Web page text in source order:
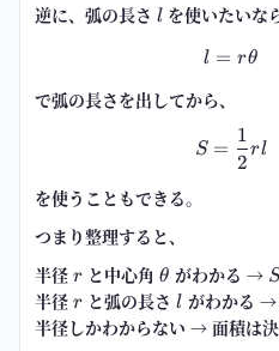
逆に、弧の長さ l
l を使いたいな
l = rθ
で弧の長さを出してから、
S =
2
1
rl
を使うこともできる。
つまり整理すると、
半径 r
r と中心角\theta
θ がわかる → S
半径 r
r と弧の長さl
l がわかる →
半径しかわからない → 面積は